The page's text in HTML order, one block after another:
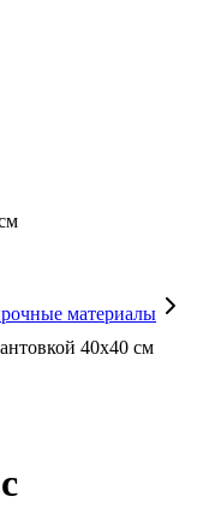
материалы
40х40 см